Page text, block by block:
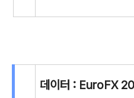
데이터 : EuroFX